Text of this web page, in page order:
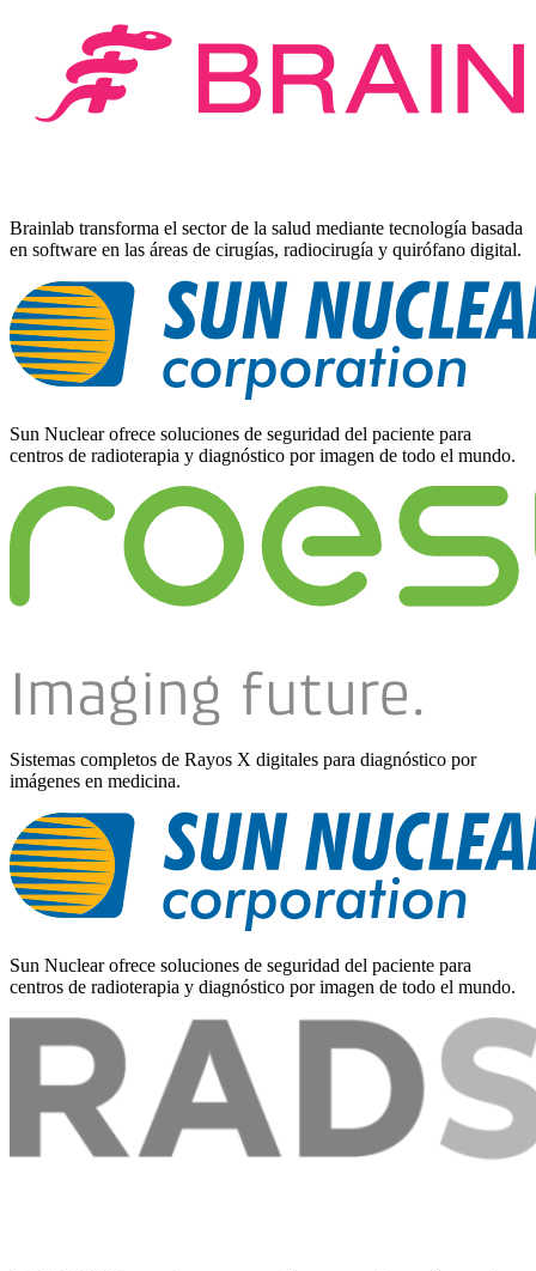
Brainlab transforma el sector de la salud mediante tecnología basada
en software en las áreas de cirugías, radiocirugía y quirófano digital.
Sun Nuclear ofrece soluciones de seguridad del paciente para
centros de radioterapia y diagnóstico por imagen de todo el mundo.
Sistemas completos de Rayos X digitales para diagnóstico por
imágenes en medicina.
Sun Nuclear ofrece soluciones de seguridad del paciente para
centros de radioterapia y diagnóstico por imagen de todo el mundo.